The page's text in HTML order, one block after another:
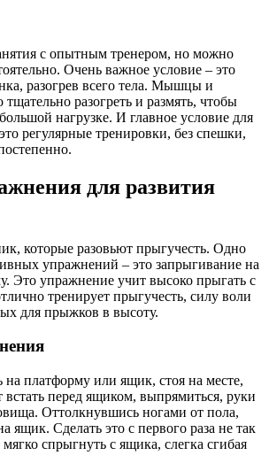
с опытным тренером, но можно
Очень важное условие – это
разогрев всего тела. Мышцы и
разогреть и размять, чтобы
нагрузке. И главное условие для
регулярные тренировки, без спешки,
для развития
которые разовьют прыгучесть. Одно
упражнений – это запрыгивание на
Это упражнение учит высоко прыгать с
тренирует прыгучесть, силу воли
для прыжков в высоту.
на платформу или ящик, стоя на месте,
встать перед ящиком, выпрямиться, руки
Оттолкнувшись ногами от пола,
ящик. Сделать это с первого раза не так
спрыгнуть с ящика, слегка сгибая